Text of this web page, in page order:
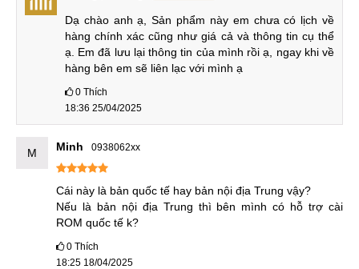
So sánh Xiaomi 12 Pro và iPhone 12
Trong phân khúc máy cũ của Xiaomi 12 Pro có sản phẩm
iPhone 12 cũng rất đáng mua. Vậy ta nên chọn máy nào?
Cùng MobileCity đi so sánh chi tiết 2 máy trên để dễ dàng
đưa ra quyết định nên mua máy nào nhé!
Bảng so sánh thông số kỹ thuật của Xiaomi 12 Pro và
Xiaomi 12 iPhone 12
Khung nhôm
Hai mặt kính
Dạ chào anh ạ, Sản phẩm này em chưa có lịch về
hàng chính xác cũng như giá cả và thông tin cụ thể
ạ. Em đã lưu lại thông tin của mình rồi ạ, ngay khi về
hàng bên em sẽ liên lạc với mình ạ
0 Thích
18:36 25/04/2025
M Minh 0938062xx
Cái này là bản quốc tế hay bản nội địa Trung vậy?
Nếu là bản nội địa Trung thì bên mình có hỗ trợ cài
ROM quốc tế k?
0 Thích
18:25 18/04/2025